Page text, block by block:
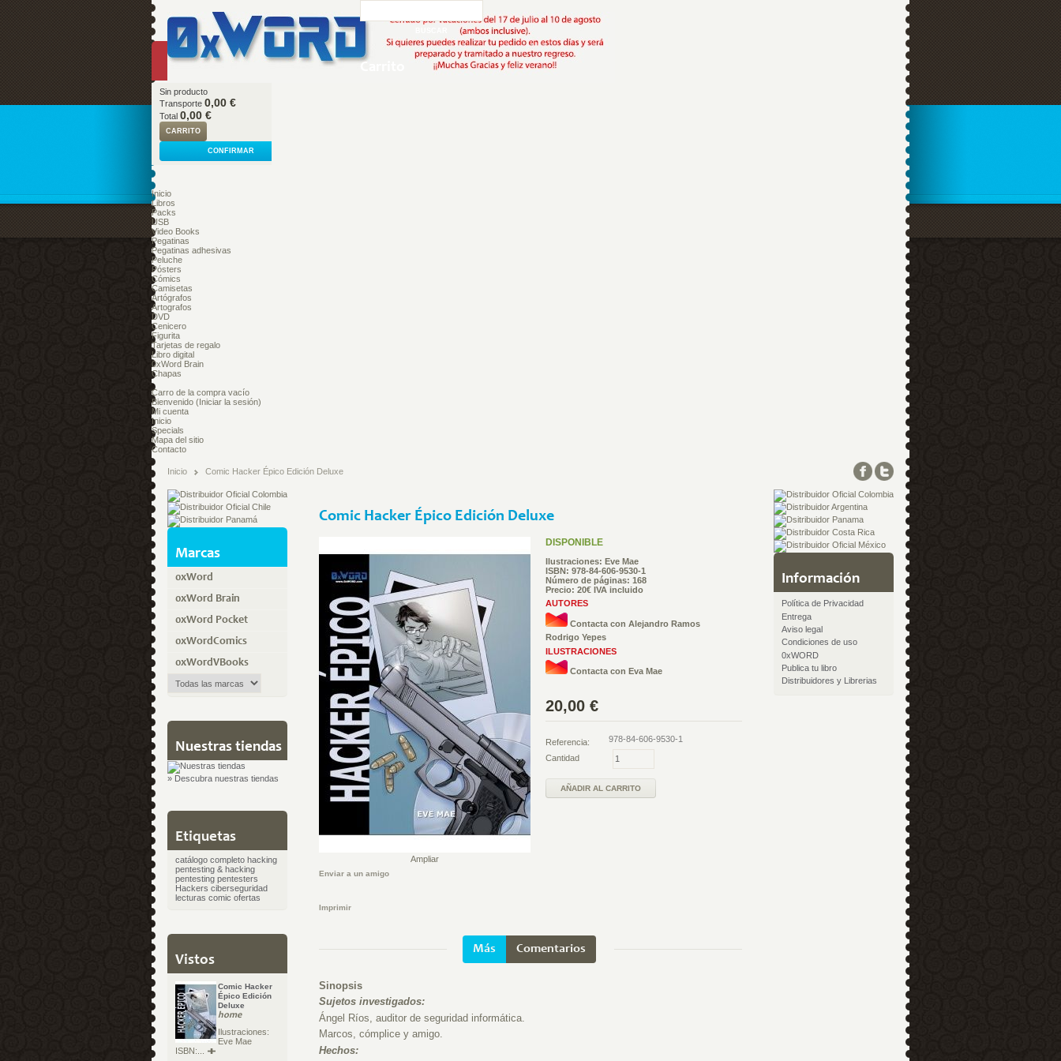
Carrito
Sin producto
Transporte 0,00 €
Total 0,00 €
CARRITO
CONFIRMAR
Inicio
Libros
Packs
USB
Video Books
Pegatinas
Pegatinas adhesivas
Peluche
Pósters
Cómics
Camisetas
Artógrafos
Artografos
DVD
Cenicero
Figurita
Tarjetas de regalo
Libro digital
0xWord Brain
Chapas
Carro de la compra vacío
Bienvenido (Iniciar la sesión)
Mi cuenta
Inicio
Specials
Mapa del sitio
Contacto
Inicio Comic Hacker Épico Edición Deluxe
Marcas
0xWord
0xWord Brain
0xWord Pocket
0xWordComics
0xWordVBooks
Nuestras tiendas
» Descubra nuestras tiendas
Etiquetas
catálogo completo hacking
pentesting & hacking
pentesting pentesters
Hackers ciberseguridad
lecturas comic ofertas
Vistos
Comic Hacker
Épico Edición
Deluxe
home
Ilustraciones:
Eve Mae
ISBN:...
Comic Hacker Épico Edición Deluxe
Ampliar
Enviar a un amigo
Imprimir
DISPONIBLE
Ilustraciones: Eve Mae
ISBN: 978-84-606-9530-1
Número de páginas: 168
Precio: 20€ IVA incluido
AUTORES
Contacta con Alejandro Ramos
Rodrigo Yepes
ILUSTRACIONES
Contacta con Eva Mae
20,00 €
Referencia: 978-84-606-9530-1
Cantidad
Más Comentarios
Sinopsis
Sujetos investigados:
Ángel Ríos, auditor de seguridad informática.
Marcos, cómplice y amigo.
Hechos:
Información
Política de Privacidad
Entrega
Aviso legal
Condiciones de uso
0xWORD
Publica tu libro
Distribuidores y Librerias